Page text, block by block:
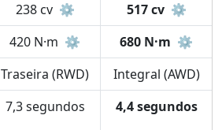
238 cv ⚙️ 517 cv ⚙️
420 N·m ⚙️ 680 N·m ⚙️
Traseira (RWD) Integral (AWD)
7,3 segundos 4,4 segundos